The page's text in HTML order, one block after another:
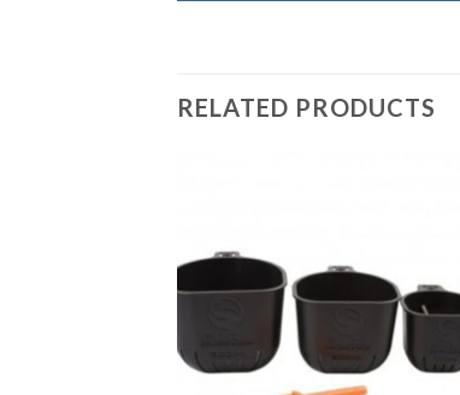
RELATED PRODUCTS